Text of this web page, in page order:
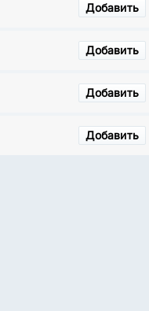
Добавить
Добавить
Добавить
Добавить